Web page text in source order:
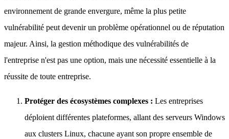
environnement de grande envergure, même la plus petite
vulnérabilité peut devenir un problème opérationnel ou de réputation
majeur. Ainsi, la gestion méthodique des vulnérabilités de
l'entreprise n'est pas une option, mais une nécessité essentielle à la
réussite de toute entreprise.
Protéger des écosystèmes complexes : Les entreprises
déploient différentes plateformes, allant des serveurs Windows
aux clusters Linux, chacune ayant son propre ensemble de